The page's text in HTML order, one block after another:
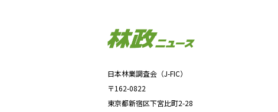
日本林業調査会（J-FIC）
〒162-0822
東京都新宿区下宮比町2-28